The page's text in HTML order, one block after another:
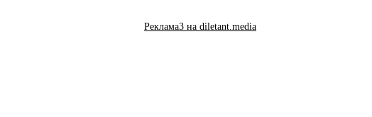
Реклама3 на diletant.media